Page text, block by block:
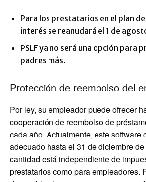
Para los prestatarios en el plan
interés se reanudará el 1 de
PSLF ya no será una opción para
padres más.
Protección de reembolso del
Por ley, su empleador puede ofrecer
cooperación de reembolso de
cada año. Actualmente, este software
adecuado hasta el 31 de diciembre
cantidad está independiente de
prestatarios como para empleadores.